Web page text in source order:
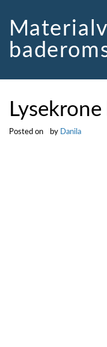
content
Posted on by Danila